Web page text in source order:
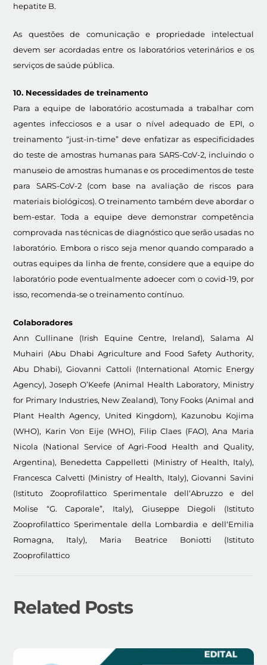
hepatite B.
As questões de comunicação e propriedade intelectual
devem ser acordadas entre os laboratórios veterinários e os
serviços de saúde pública.
10. Necessidades de treinamento
Para a equipe de laboratório acostumada a trabalhar com
agentes infecciosos e a usar o nível adequado de EPI, o
treinamento “just-in-time” deve enfatizar as especificidades
do teste de amostras humanas para SARS-CoV-2, incluindo o
manuseio de amostras humanas e os procedimentos de teste
para SARS-CoV-2 (com base na avaliação de riscos para
materiais biológicos). O treinamento também deve abordar o
bem-estar. Toda a equipe deve demonstrar competência
comprovada nas técnicas de diagnóstico que serão usadas no
laboratório. Embora o risco seja menor quando comparado a
outras equipes da linha de frente, considere que a equipe do
laboratório pode eventualmente adoecer com o covid-19, por
isso, recomenda-se o treinamento contínuo.
Colaboradores
Ann Cullinane (Irish Equine Centre, Ireland), Salama Al
Muhairi (Abu Dhabi Agriculture and Food Safety Authority,
Abu Dhabi), Giovanni Cattoli (International Atomic Energy
Agency), Joseph O’Keefe (Animal Health Laboratory, Ministry
for Primary Industries, New Zealand), Tony Fooks (Animal and
Plant Health Agency, United Kingdom), Kazunobu Kojima
(WHO), Karin Von Eije (WHO), Filip Claes (FAO), Ana Maria
Nicola (National Service of Agri-Food Health and Quality,
Argentina), Benedetta Cappelletti (Ministry of Health, Italy),
Francesca Calvetti (Ministry of Health, Italy), Giovanni Savini
(Istituto Zooprofilattico Sperimentale dell‘Abruzzo e del
Molise “G. Caporale”, Italy), Giuseppe Diegoli (Istituto
Zooprofilattico Sperimentale della Lombardia e dell‘Emilia
Romagna, Italy), Maria Beatrice Boniotti (Istituto
Zooprofilattico
Related Posts